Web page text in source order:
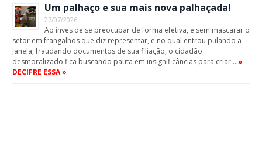
Um palhaço e sua mais nova palhaçada!
27/07/2026
Ao invés de se preocupar de forma efetiva, e sem mascarar o
setor em frangalhos que diz representar, e no qual entrou pulando a
janela, fraudando documentos de sua filiação, o cidadão
desmoralizado fica buscando pauta em insignificâncias para criar …»
DECIFRE ESSA »